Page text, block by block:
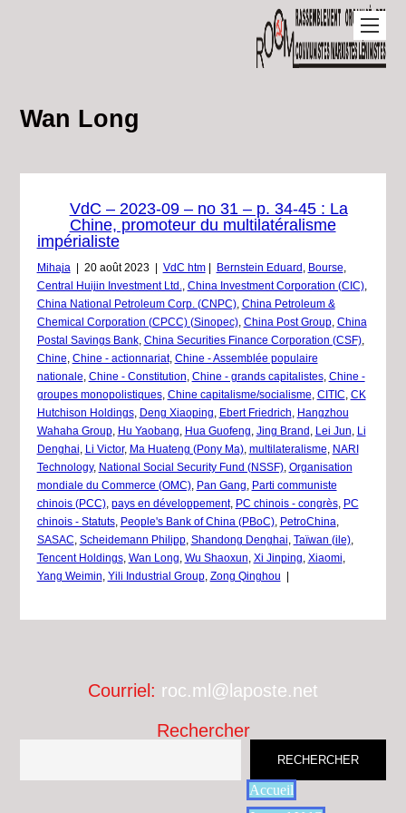
Wan Long
VdC – 2023-09 – no 31 – p. 34-45 : La
Chine, promoteur du multilatéralisme
impérialiste
Mihaja 20 août 2023 VdC htm Bernstein Eduard Bourse
Central Huijin Investment Ltd.
China Investment Corporation (CIC),
China National Petroleum Corp. (CNPC), China Petroleum &
Chemical Corporation (CPCC) (Sinopec), China Post Group, China
Postal Savings Bank, China Securities Finance Corporation (CSF),
Chine Chine - actionnariat, Chine - Assemblée populaire
nationale Chine - Constitution Chine - grands capitalistes, Chine -
groupes monopolistiques, Chine capitalisme/socialisme CITIC CK
Hutchison Holdings, Deng Xiaoping Ebert Friedrich
Hangzhou
Wahaha Group, Hu Yaobang Hua Guofeng Jing Brand Lei Jun
Li
Denghai
Li Victor, Ma Huateng (Pony Ma), multilateralisme
NARI
Technology, National Social Security Fund (NSSF), Organisation
mondiale du Commerce (OMC), Pan Gang
Parti communiste
chinois (PCC), pays en développement, PC chinois - congrès,
PC
chinois - Statuts, People's Bank of China (PBoC), PetroChina
SASAC Scheidemann Philipp, Shandong Denghai Taïwan (ile),
Tencent Holdings, Wan Long Wu Shaoxun Xi Jinping Xiaomi
Yang Weimin Yili Industrial Group, Zong Qinghou
Courriel: roc.ml@laposte.net
Rechercher
RECHERCHER
Accueil